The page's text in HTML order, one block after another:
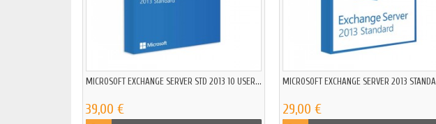
MICROSOFT EXCHANGE SERVER STD 2013 10 USER...
39,00 €
MICROSOFT EXCHANGE SERVER 2013
29,00 €